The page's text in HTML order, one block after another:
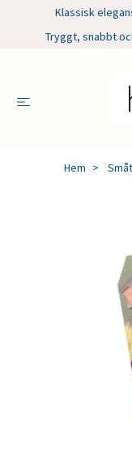
Klassisk
Tryggt, snabbt
Hem